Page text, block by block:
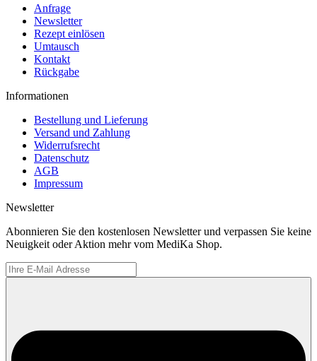
Anfrage
Newsletter
Rezept einlösen
Umtausch
Kontakt
Rückgabe
Informationen
Bestellung und Lieferung
Versand und Zahlung
Widerrufsrecht
Datenschutz
AGB
Impressum
Newsletter
Abonnieren Sie den kostenlosen Newsletter und verpassen Sie keine
Neuigkeit oder Aktion mehr vom MediKa Shop.